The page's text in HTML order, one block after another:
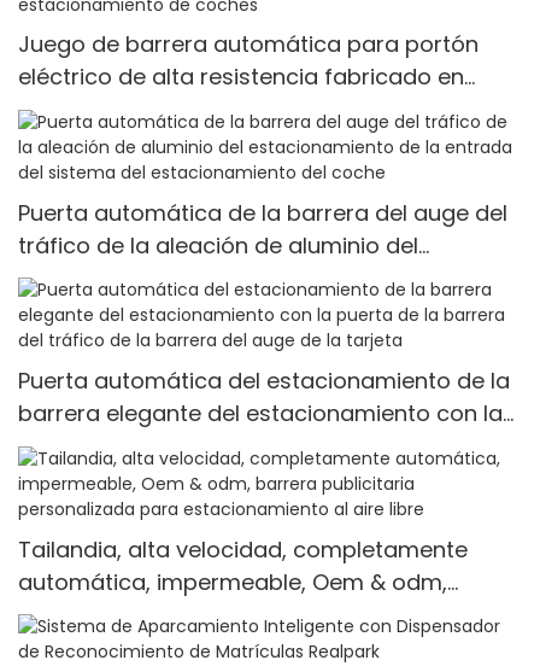
Juego de barrera automática para portón
eléctrico de alta resistencia fabricado en
fábrica propia de China, brazos de resorte,
barrera automática para estacionamiento de
coches
Puerta automática de la barrera del auge del
tráfico de la aleación de aluminio del
estacionamiento de la entrada del sistema
del estacionamiento del coche
Puerta automática del estacionamiento de la
barrera elegante del estacionamiento con la
puerta de la barrera del tráfico de la barrera
del auge de la tarjeta
Tailandia, alta velocidad, completamente
automática, impermeable, Oem & odm,
barrera publicitaria personalizada para
estacionamiento al aire libre